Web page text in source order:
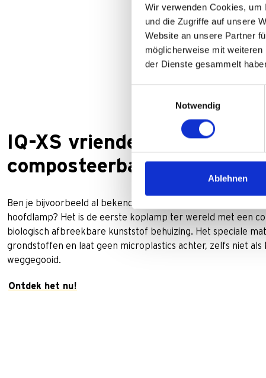
Wir verwenden Cookies, um
und die Zugriffe auf unsere
Website an unsere Partner
möglicherweise mit
der Dienste gesammelt
Notwendig
Ablehnen
te inspireren. Met
metgezel zijn.
IQ-XS vriendelijk gemaakt
composteerbaar plastic
Ben je bijvoorbeeld al bekend met onze hoogwaardige en
hoofdlamp? Het is de eerste koplamp ter wereld met een
biologisch afbreekbare kunststof behuizing. Het speciale
grondstoffen en laat geen microplastics achter, zelfs niet
weggegooid.
Ontdek het nu!